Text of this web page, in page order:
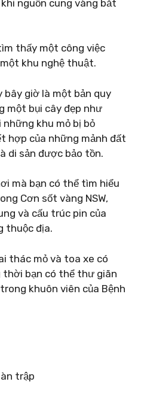
nguồn cung vàng bắt
thấy một công việc
khu nghệ thuật.
bây giờ là một bản quy
một bụi cây đẹp như
khu mỏ bị bỏ
hợp của những mảnh đất
di sản được bảo tồn.
mà bạn có thể tìm hiểu
Cơn sốt vàng NSW,
và cấu trúc pin của
thuộc địa.
thác mỏ và toa xe có
thời bạn có thể thư giãn
khuôn viên của Bệnh
trập